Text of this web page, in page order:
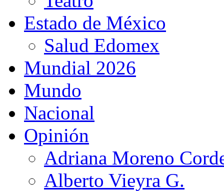
Estado de México
Salud Edomex
Mundial 2026
Mundo
Nacional
Opinión
Adriana Moreno
Alberto Vieyra G.